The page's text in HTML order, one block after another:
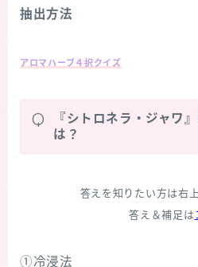
抽出方法
アロマハーブ４択クイズ
Q
『シトロネラ・ジャワ
は？
答えを知りたい方は右
答え＆補足は
①冷浸法